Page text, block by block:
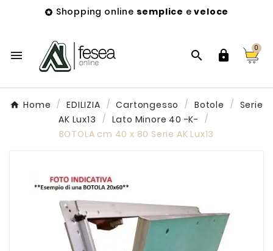
 Shopping online semplice eveloce
  
0
Home EDILIZIA Cartongesso Botole
Serie
AK Lux13
Lato Minore 40 -K-
BOTOLA cm 40 x 80 Serie AK Lux13